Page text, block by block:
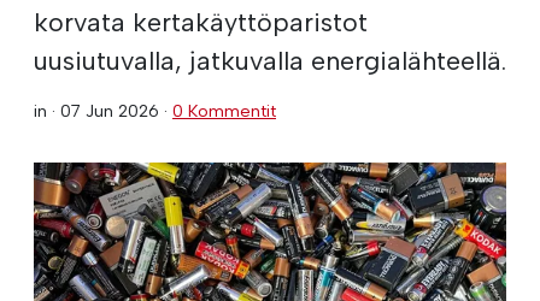
korvata kertakäyttöparistot
uusiutuvalla, jatkuvalla energialähteellä.
in · 07 Jun 2026 · 0 Kommentit